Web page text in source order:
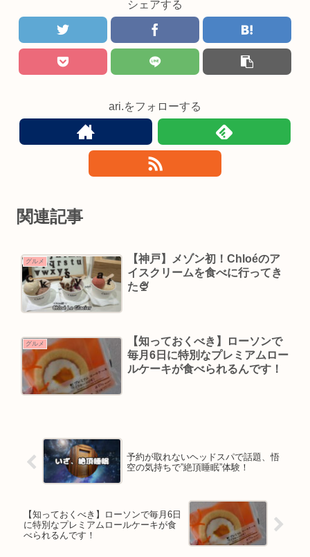
シェアする
ari.をフォローする
関連記事
グルメ
【神戸】メゾン初！Chloéのア
イスクリームを食べに行ってき
た🍨
グルメ
【知っておくべき】ローソンで
毎月6日に特別なプレミアムロー
ルケーキが食べられるんです！
予約が取れないヘッドスパで話題、悟
空の気持ちで”絶頂睡眠”体験！
【知っておくべき】ローソンで毎月6日
に特別なプレミアムロールケーキが食
べられるんです！